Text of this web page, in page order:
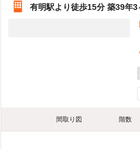
有明駅より徒歩15分 築39年
間取り図 階数